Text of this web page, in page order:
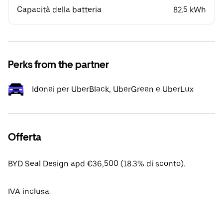
Capacità della batteria 82.5 kWh
Perks from the partner
Idonei per UberBlack, UberGreen e UberLux
Offerta
BYD Seal Design apd €36,500 (18.3% di sconto).
IVA inclusa.